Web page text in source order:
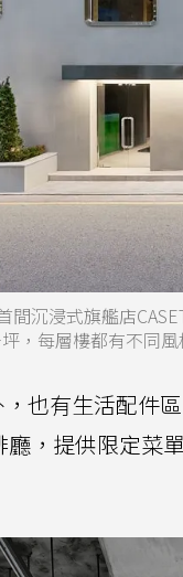
間沉浸式旗艦店
，每層樓都有不同風
也有生活配件
廳，提供限定